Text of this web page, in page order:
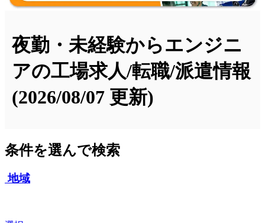
夜勤・未経験からエンジニ
アの工場求人/転職/派遣情報
(2026/08/07 更新)
条件を選んで検索
地域